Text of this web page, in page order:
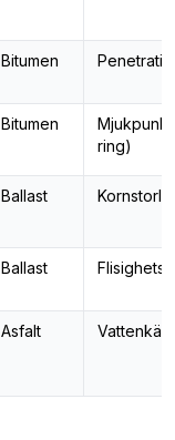
Bitumen
Bitumen
ring)
Ballast
Ballast
Asfalt